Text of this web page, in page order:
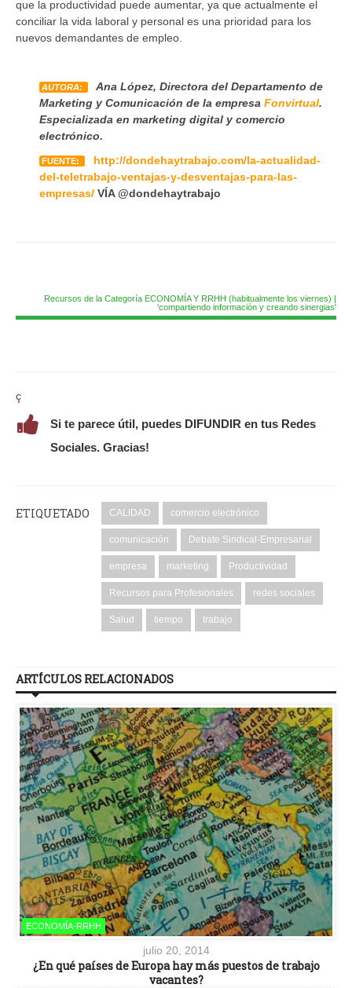
que la productividad puede aumentar, ya que actualmente el
conciliar la vida laboral y personal es una prioridad para los
nuevos demandantes de empleo.
AUTORA:
Ana López, Directora del Departamento de
Marketing y Comunicación de la empresa Fonvirtual.
Especializada en marketing digital y comercio
electrónico.
FUENTE:
http://dondehaytrabajo.com/la-actualidad-
del-teletrabajo-ventajas-y-desventajas-para-las-
empresas/ VÍA @dondehaytrabajo
Recursos de la Categoría ECONOMÍA Y RRHH (habitualmente los viernes) |
'compartiendo información y creando sinergias'
ç
Si te parece útil, puedes DIFUNDIR en tus Redes
Sociales. Gracias!
ETIQUETADO CALIDAD comercio electrónico
comunicación Debate Sindical-Empresarial
empresa marketing Productividad
Recursos para Profesionales redes sociales
Salud tiempo trabajo
ARTÍCULOS RELACIONADOS
ECONOMÍA-RRHH
julio 20, 2014
¿En qué países de Europa hay más puestos de trabajo
vacantes?